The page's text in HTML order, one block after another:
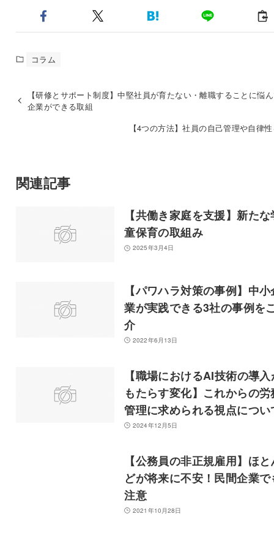
コラム
【研修とサポート制度】中堅社員が育たない・離職することに悩
企業ができる取組
【4つの方法】社員の自己管理や自律
関連記事
【共働き家庭を支援】新たな
童保育の取組み
2025年3月4日
【パワハラ対策の事例】中小
業が実践できる3社の事例を
介
2022年6月13日
【職場におけるAI技術の導
もたらす変化】これからの労
管理に求められる視点につい
2024年12月5日
【公務員の非正規雇用】ほと
どが将来に不安！民間企業で
注意
2021年10月28日